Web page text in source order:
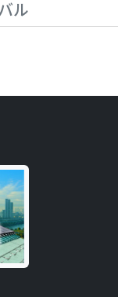
ル